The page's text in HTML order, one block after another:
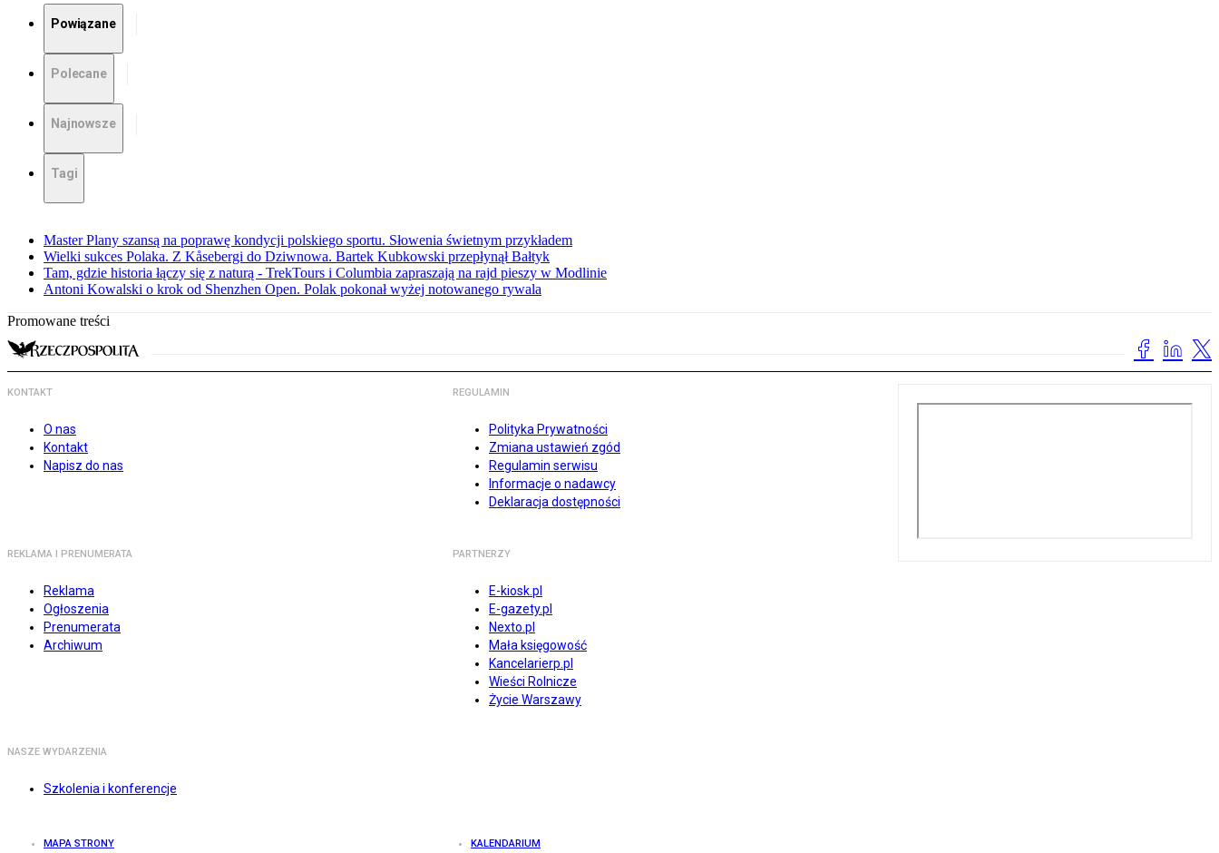
Powiązane
Polecane
Najnowsze
Tagi
Master Plany szansą na poprawę kondycji polskiego sportu. Słowenia świetnym przykładem
Wielki sukces Polaka. Z Kåsebergi do Dziwnowa. Bartek Kubkowski przepłynął Bałtyk
Tam, gdzie historia łączy się z naturą - TrekTours i Columbia zapraszają na rajd pieszy w Modlinie
Antoni Kowalski o krok od Shenzhen Open. Polak pokonał wyżej notowanego rywala
Promowane treści
KONTAKT
O nas
Kontakt
Napisz do nas
REGULAMIN
Polityka Prywatności
Zmiana ustawień zgód
Regulamin serwisu
Informacje o nadawcy
Deklaracja dostępności
REKLAMA I PRENUMERATA
Reklama
Ogłoszenia
Prenumerata
Archiwum
PARTNERZY
E-kiosk.pl
E-gazety.pl
Nexto.pl
Mała księgowość
Kancelarierp.pl
Wieści Rolnicze
Życie Warszawy
NASZE WYDARZENIA
Szkolenia i konferencje
MAPA STRONY KALENDARIUM